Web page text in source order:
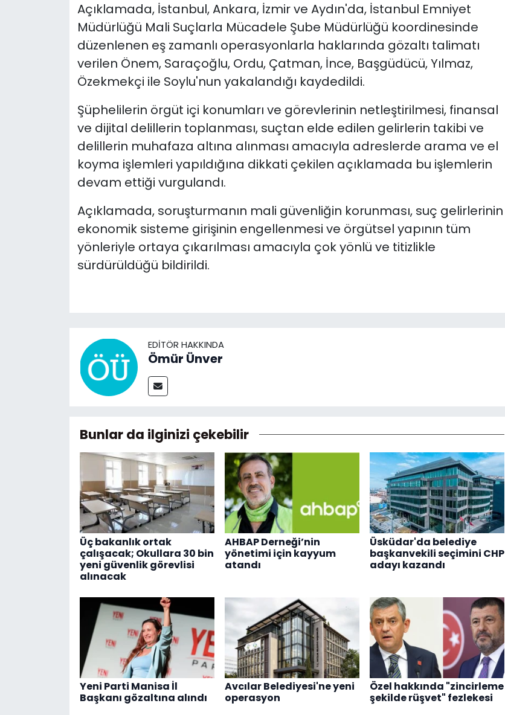
Açıklamada, İstanbul, Ankara, İzmir ve Aydın'da, İstanbul Emniyet
Müdürlüğü Mali Suçlarla Mücadele Şube Müdürlüğü koordinesinde
düzenlenen eş zamanlı operasyonlarla haklarında gözaltı talimatı
verilen Önem, Saraçoğlu, Ordu, Çatman, İnce, Başgüdücü, Yılmaz,
Özekmekçi ile Soylu'nun yakalandığı kaydedildi.
Şüphelilerin örgüt içi konumları ve görevlerinin netleştirilmesi, finansal
ve dijital delillerin toplanması, suçtan elde edilen gelirlerin takibi ve
delillerin muhafaza altına alınması amacıyla adreslerde arama ve el
koyma işlemleri yapıldığına dikkati çekilen açıklamada bu işlemlerin
devam ettiği vurgulandı.
Açıklamada, soruşturmanın mali güvenliğin korunması, suç gelirlerinin
ekonomik sisteme girişinin engellenmesi ve örgütsel yapının tüm
yönleriyle ortaya çıkarılması amacıyla çok yönlü ve titizlikle
sürdürüldüğü bildirildi.
EDITÖR HAKKINDA
Ömür Ünver
Bunlar da ilginizi çekebilir
Üç bakanlık ortak
çalışacak; Okullara 30 bin
yeni güvenlik görevlisi
alınacak
AHBAP Derneği’nin
yönetimi için kayyum
atandı
Üsküdar'da belediye
başkanvekili seçimini CHP
adayı kazandı
Yeni Parti Manisa İl
Başkanı gözaltına alındı
Avcılar Belediyesi'ne yeni
operasyon
Özel hakkında "zincirleme
şekilde rüşvet" fezlekesi